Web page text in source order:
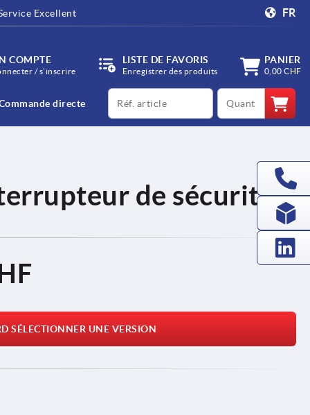
Excellent FR
COMPTE
/ s’inscrire
LISTE DE FAVORIS
Enregistrer des produits
PANIER
0,00 CHF
directe
productCode qty
de sécurité
SÉLECTIONNER UNE VERSION